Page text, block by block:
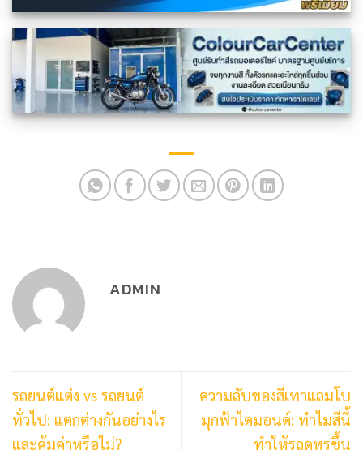
ADMIN
รถยนต์แต่ง vs รถยนต์
ทั่วไป: แตกต่างกันอย่างไร
และคุ้มค่าหรือไม่?
ความลับของสีเทาแลมโบ
มุกฟ้าไดมอนด์: ทำไมสีนี้
ทำให้รถดูหรูขึ้น